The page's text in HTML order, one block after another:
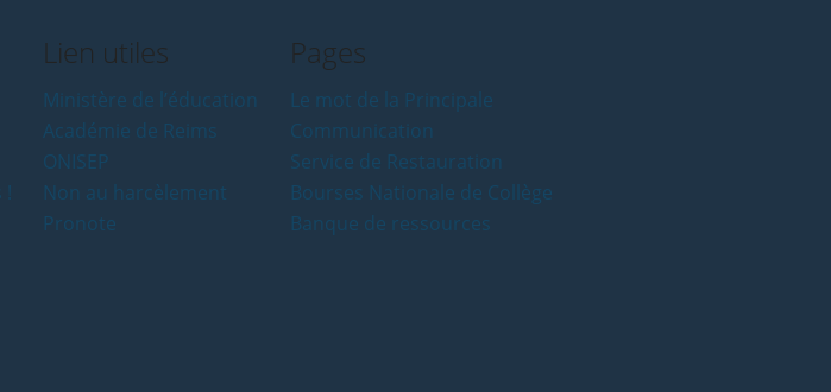
!
Lien utiles
Ministère de l’éducation
Académie de Reims
ONISEP
Non au harcèlement
Pronote
Pages
Le mot de la Principale
Communication
Service de Restauration
Bourses Nationale de Collège
Banque de ressources